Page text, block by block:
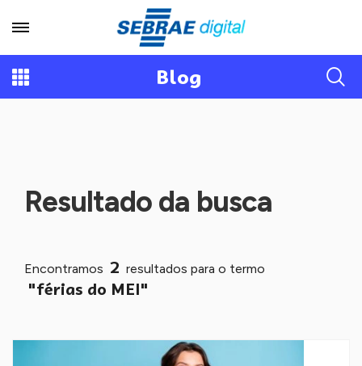
Blog
Resultado da busca
Encontramos 2 resultados para o termo
"férias do MEI"